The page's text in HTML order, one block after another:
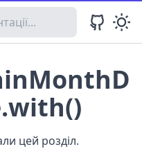
цей розділ.